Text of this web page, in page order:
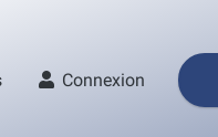
Connexion